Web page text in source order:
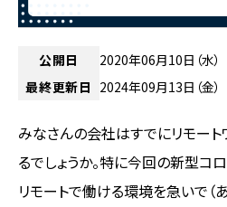
公開日
2020年06月10日（水）
最終更新日 2024年09月13日（金）
みなさんの会社はすでにリモー
るでしょうか。特に今回の新型コ
リモートで働ける環境を急いで（